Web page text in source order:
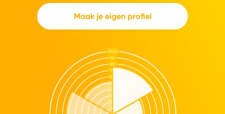
Maak je eigen profiel